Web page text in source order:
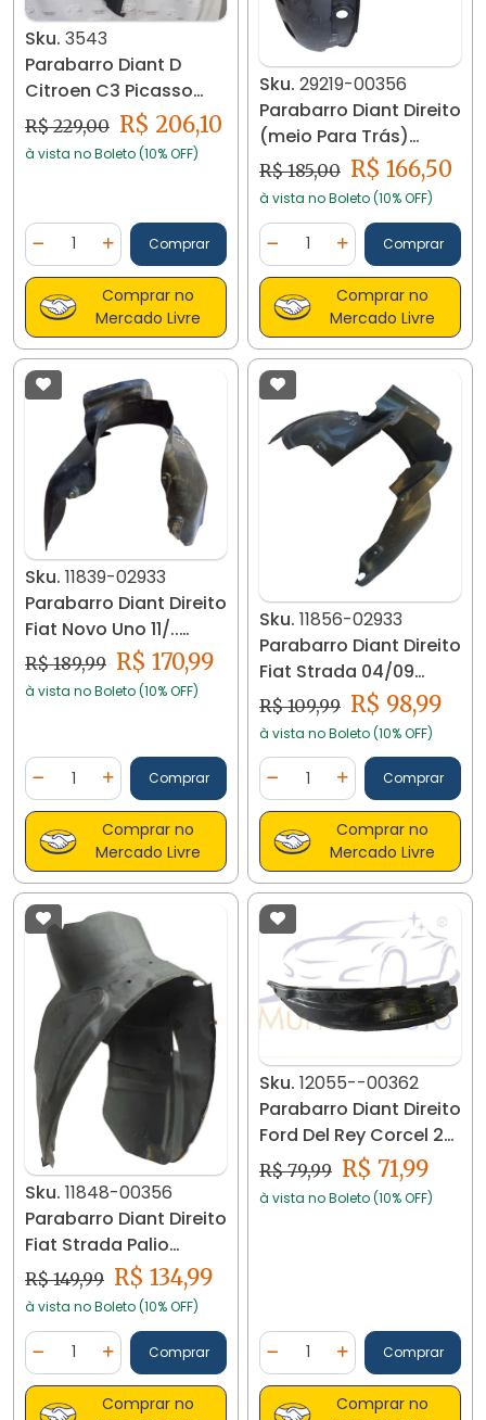
Sku. 3543
Parabarro Diant D
Citroen C3 Picasso
2009/2013 3543
R$ 229,00 R$ 206,10
à vista no Boleto (10% OFF)
Diminuir Quantidade
Quantidade
Adicionar Quantidade
Comprar
Comprar no
Mercado Livre
Sku. 29219-00356
Parabarro Diant Direito
(meio Para Trás)
Kangoo 8200156693
R$ 185,00 R$ 166,50
à vista no Boleto (10% OFF)
Diminuir Quantidade
Quantidade
AdicionarComprar
Comprar no
Mercado Livre
Sku. 11839-02933
Parabarro Diant Direito
Fiat Novo Uno 11/..
51851210 11839
R$ 189,99 R$ 170,99
à vista no Boleto (10% OFF)
Diminuir Quantidade
Quantidade
Adicionar Quantidade
Comprar
Comprar no
Mercado Livre
Sku. 11856-02933
Parabarro Diant Direito
Fiat Strada 04/09
517131860 11856
R$ 109,99 R$ 98,99
à vista no Boleto (10% OFF)
Diminuir Quantidade
Quantidade
AdicionarComprar
Comprar no
Mercado Livre
Sku. 11848-00356
Parabarro Diant Direito
Fiat Strada Palio
467947580 11848
R$ 149,99 R$ 134,99
à vista no Boleto (10% OFF)
Diminuir Quantidade
Quantidade
Adicionar Quantidade
Comprar
Comprar no
Sku. 12055--00362
Parabarro Diant Direito
Ford Del Rey Corcel 2
12055
R$ 79,99 R$ 71,99
à vista no Boleto (10% OFF)
Diminuir Quantidade
Quantidade
AdicionarComprar
Comprar no